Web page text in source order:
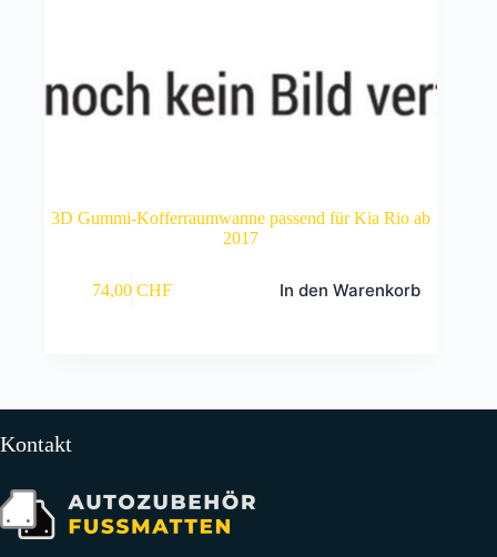
3D Gummi-Kofferraumwanne passend für Kia Rio ab
2017
74,00 CHF In den Warenkorb
Kontakt